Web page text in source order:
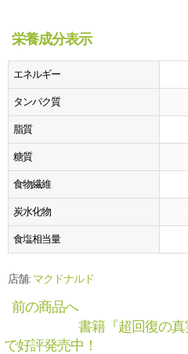
栄養成分表示
エネルギー
タンパク質
脂質
糖質
食物繊維
炭水化物
食塩相当量
店舗: マクドナルド
前の商品へ
書籍『超回復の
で好評発売中！